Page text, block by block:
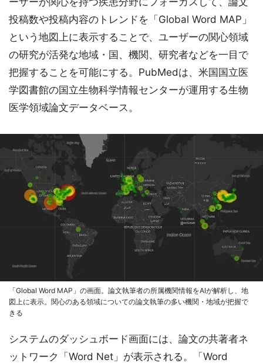
投稿数や投稿内容のトレンドを「Global Word MAP」
という地図上に表示することで、ユーザーの関心領域
の研究が活発な地域・国、機関、研究者などを一目で
把握することを可能にする。PubMedは、米国国立医
学図書館の国立生物科学情報センターが運用する生物
医学領域論文データベース。
「Global Word MAP」の画面。論文執筆者の所属機関情報をAIが解析し、地
図上に表示。関心のある領域についての論文執筆の多い機関・地域が把握で
きる
システムのダッシュボード画面には、論文の共著者ネ
ットワーク「Word Net」が表示される。「Word